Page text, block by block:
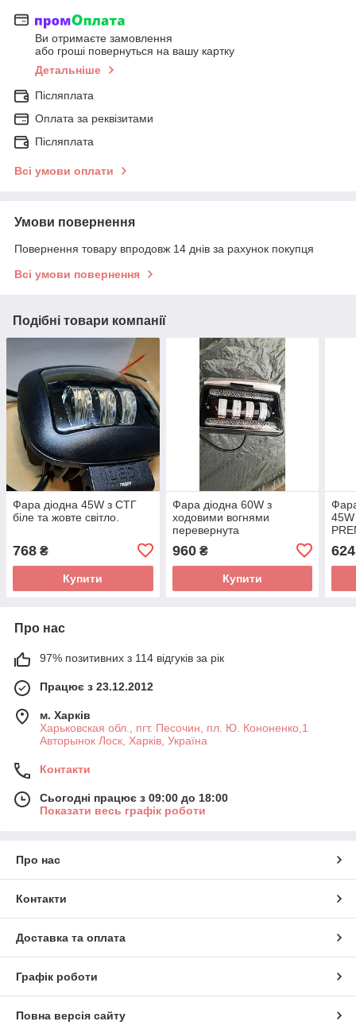
Ви отримаєте замовлення
або гроші повернуться на вашу картку
Детальніше
Післяплата
Оплата за реквізитами
Післяплата
Всі умови оплати
Умови повернення
Повернення товару впродовж 14 днів за рахунок покупця
Всі умови повернення
Подібні товари компанії
Фара діодна 45W з СТГ
біле та жовте світло.
768 ₴
Купити
Фара діодна 60W з
ходовими вогнями
перевернута
960₴
Купити
624
Про нас
97% позитивних з 114 відгуків за рік
Працює з 23.12.2012
м. Харків
Харьковская обл., пгт. Песочин, пл. Ю. Кононенко,1
Авторынок Лоск, Харків, Україна
Контакти
Сьогодні працює з 09:00 до 18:00
Показати весь графік роботи
Про нас
Контакти
Доставка та оплата
Графік роботи
Повна версія сайту